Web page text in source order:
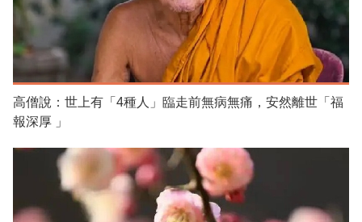
高僧說：世上有「4種人」臨走前無病無痛，安然離世「福
報深厚 」